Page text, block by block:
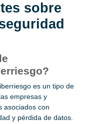
sobre
es un tipo de
empresas y
asociados con
y pérdida de datos.